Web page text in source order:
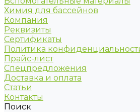
Химия для бассейнов
Компания
Реквизиты
Сертификаты
Политика
Прайс-лист
Спецпредложения
Доставка и оплата
Статьи
Контакты
Поиск